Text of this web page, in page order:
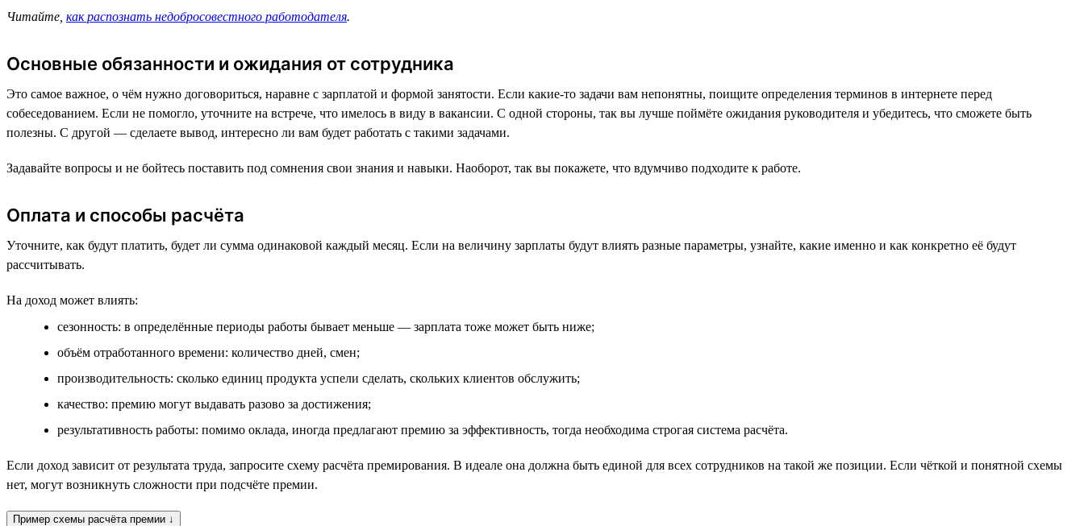
Читайте, как распознать недобросовестного работодателя.
Основные обязанности и ожидания от сотрудника
Это самое важное, о чём нужно договориться, наравне с зарплатой и формой занятости. Если какие-то задачи вам непонятны, поищите определения терминов в интернете перед
собеседованием. Если не помогло, уточните на встрече, что имелось в виду в вакансии. С одной стороны, так вы лучше поймёте ожидания руководителя и убедитесь, что сможете быть
полезны. С другой — сделаете вывод, интересно ли вам будет работать с такими задачами.
Задавайте вопросы и не бойтесь поставить под сомнения свои знания и навыки. Наоборот, так вы покажете, что вдумчиво подходите к работе.
Оплата и способы расчёта
Уточните, как будут платить, будет ли сумма одинаковой каждый месяц. Если на величину зарплаты будут влиять разные параметры, узнайте, какие именно и как конкретно её будут
рассчитывать.
На доход может влиять:
сезонность: в определённые периоды работы бывает меньше — зарплата тоже может быть ниже;
объём отработанного времени: количество дней, смен;
производительность: сколько единиц продукта успели сделать, скольких клиентов обслужить;
качество: премию могут выдавать разово за достижения;
результативность работы: помимо оклада, иногда предлагают премию за эффективность, тогда необходима строгая система расчёта.
Если доход зависит от результата труда, запросите схему расчёта премирования. В идеале она должна быть единой для всех сотрудников на такой же позиции. Если чёткой и понятной схемы
нет, могут возникнуть сложности при подсчёте премии.
Пример схемы расчёта премии ↓